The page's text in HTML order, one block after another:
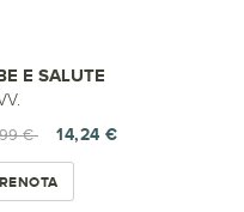
E SALUTE
€
14,24 €